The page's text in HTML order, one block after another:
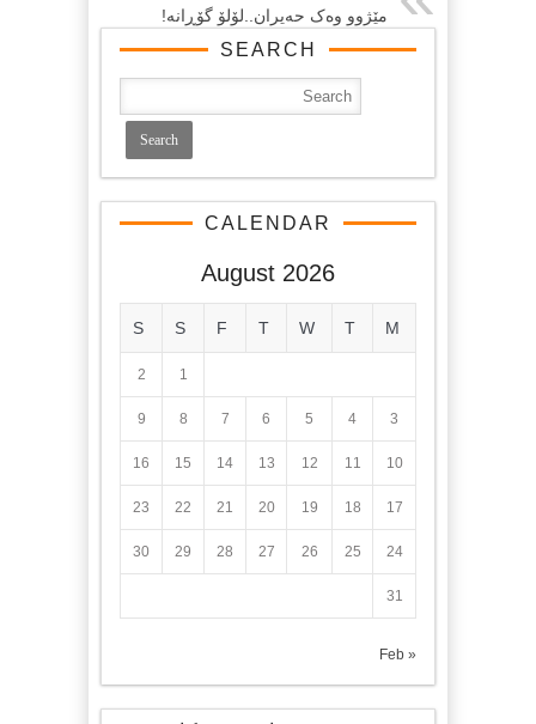
مێژوو وه‌ک حه‌یران..لۆلۆ گۆڕانه‌!
SEARCH
CALENDAR
August 2026
M
T
W
T
F
S
S
1
2
3
4
5
6
7
8
9
10
11
12
13
14
15
16
17
18
19
20
21
22
23
24
25
26
27
28
29
30
31
« Feb